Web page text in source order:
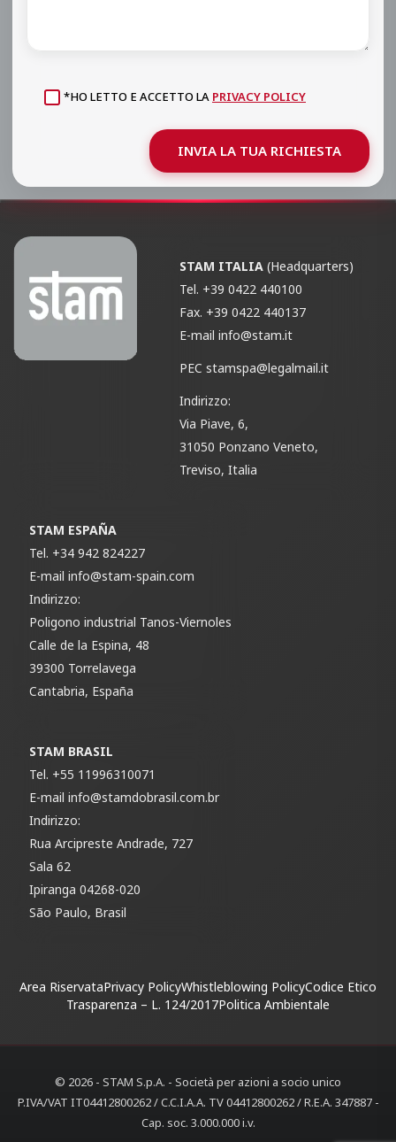
*HO LETTO E ACCETTO LA PRIVACY POLICY
INVIA LA TUA RICHIESTA
STAM ITALIA (Headquarters)
Tel. +39 0422 440100
Fax. +39 0422 440137
E-mailinfo@stam.it
PECstamspa@legalmail.it
Indirizzo:
Via Piave, 6,
31050 Ponzano Veneto,
Treviso, Italia
STAM ESPAÑA
Tel. +34 942 824227
E-mailinfo@stam-spain.com
Indirizzo:
Poligono industrial Tanos-Viernoles
Calle de la Espina, 48
39300 Torrelavega
Cantabria, España
STAM BRASIL
Tel. +55 11996310071
E-mailinfo@stamdobrasil.com.br
Indirizzo:
Rua Arcipreste Andrade, 727
Sala 62
Ipiranga 04268-020
São Paulo, Brasil
Area RiservataPrivacy PolicyWhistleblowing PolicyCodice Etico
Trasparenza – L. 124/2017Politica Ambientale
© 2026 - STAM S.p.A. - Società per azioni a socio unico
P.IVA/VAT IT04412800262 / C.C.I.A.A. TV 04412800262 / R.E.A. 347887 -
Cap. soc. 3.000.000 i.v.